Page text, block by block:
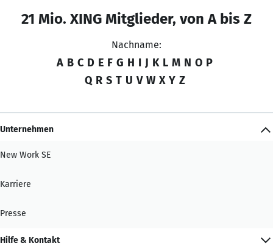
21 Mio. XING Mitglieder, von A bis Z
Nachname:
A B C D E F G H I J K L M N O P
Q R S T U V W X Y Z
Unternehmen
New Work SE
Karriere
Presse
Hilfe & Kontakt